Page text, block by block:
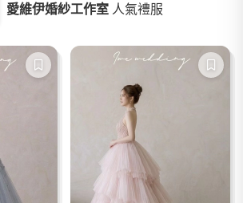
愛維伊婚紗工作室 人氣禮服